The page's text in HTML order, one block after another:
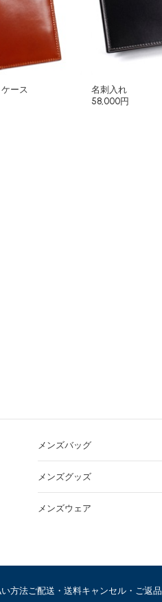
ース
名刺入れ
58,000円
メンズバッグ
メンズグッズ
メンズウェア
方法ご配送・送料キャンセル・ご返品